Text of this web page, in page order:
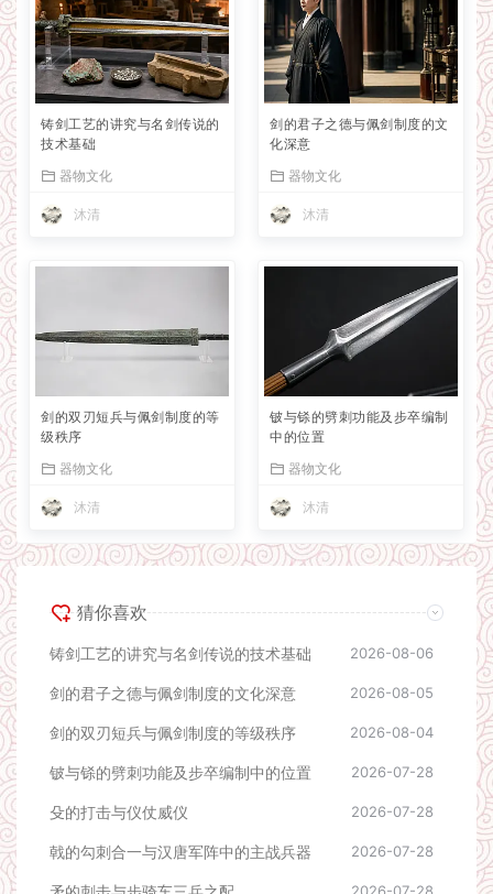
铸剑工艺的讲究与名剑传说的
技术基础
器物文化
沐清
剑的君子之德与佩剑制度的文
化深意
器物文化
沐清
剑的双刃短兵与佩剑制度的等
级秩序
器物文化
沐清
铍与铩的劈刺功能及步卒编制
中的位置
器物文化
沐清
猜你喜欢
铸剑工艺的讲究与名剑传说的技术基础 2026-08-06
剑的君子之德与佩剑制度的文化深意 2026-08-05
剑的双刃短兵与佩剑制度的等级秩序 2026-08-04
铍与铩的劈刺功能及步卒编制中的位置 2026-07-28
殳的打击与仪仗威仪 2026-07-28
戟的勾刺合一与汉唐军阵中的主战兵器 2026-07-28
2026-07-28